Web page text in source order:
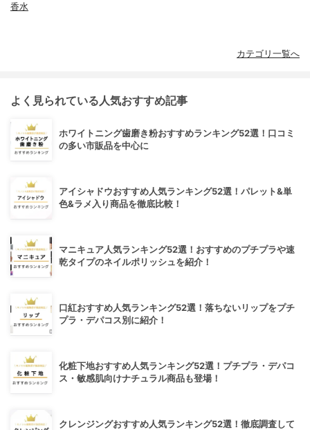
香水
カテゴリ一覧へ
よく見られている人気おすすめ記事
ホワイトニング歯磨き粉おすすめランキング52選！口コミ
の多い市販品を中心に
アイシャドウおすすめ人気ランキング52選！パレット&単
色&ラメ入り商品を徹底比較！
マニキュア人気ランキング52選！おすすめのプチプラや速
乾タイプのネイルポリッシュを紹介！
口紅おすすめ人気ランキング52選！落ちないリップをプチ
プラ・デパコス別に紹介！
化粧下地おすすめ人気ランキング52選！プチプラ・デパコ
ス・敏感肌向けナチュラル商品も登場！
クレンジングおすすめ人気ランキング52選！徹底調査して